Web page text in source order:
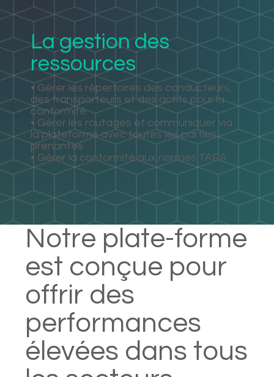
La gestion des
ressources
• Gérer les répertoires des conducteurs,
des transporteurs et des actifs pour la
conformité
• Gérer les routages et communiquer via
la plateforme avec toutes les parties
prenantes
• Gérer la conformité aux normes TAPA
Notre plate-forme
est conçue pour
offrir des
performances
élevées dans tous